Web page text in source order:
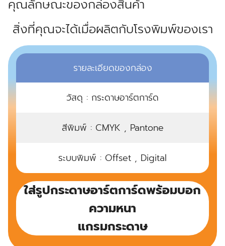
คุณลักษณะของกล่องสินค้า
สิ่งที่คุณจะได้เมื่อผลิตกับโรงพิมพ์ของเรา
รายละเอียดของกล่อง
วัสดุ : กระดาษอาร์ตการ์ด
สีพิมพ์ : CMYK , Pantone
ระบบพิมพ์ : Offset , Digital
ใส่รูปกระดาษอาร์ตการ์ดพร้อมบอก
ความหนา
แกรมกระดาษ